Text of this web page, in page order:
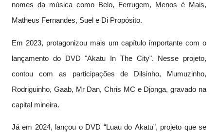
nomes da música como Belo, Ferrugem, Menos é Mais,
Matheus Fernandes, Suel e Di Propósito.
Em 2023, protagonizou mais um capítulo importante com o
lançamento do DVD "Akatu In The City". Nesse projeto,
contou com as participações de Dilsinho, Mumuzinho,
Rodriguinho, Gaab, Mr Dan, Chris MC e Djonga, gravado na
capital mineira.
Já em 2024, lançou o DVD “Luau do Akatu”, projeto que se